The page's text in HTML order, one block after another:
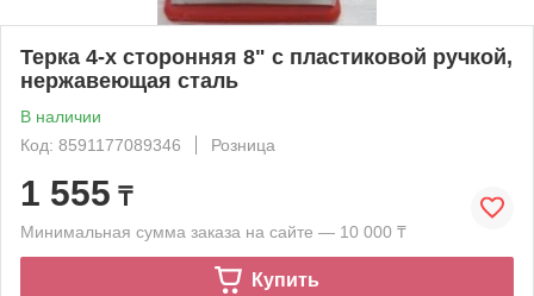
Терка 4-х сторонняя 8" с пластиковой ручкой,
нержавеющая сталь
В наличии
Код: 8591177089346
Розница
1 555 ₸
Минимальная сумма заказа на сайте — 10 000 ₸
Купить